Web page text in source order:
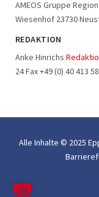
AMEOS Gruppe
Wiesenhof 23730
REDAKTION
Anke Hinrichs
24 Fax +49 (0) 40 413
Alle Inhalte © 2025